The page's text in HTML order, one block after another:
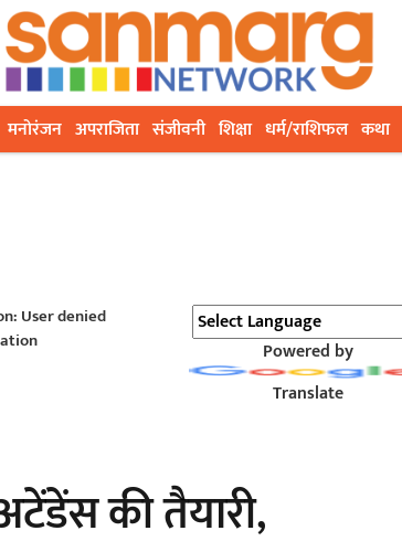
मनोरंजन अपराजिता संजीवनी शिक्षा धर्म/राशिफल कथा
User denied
Powered by
Translate
की तैयारी,